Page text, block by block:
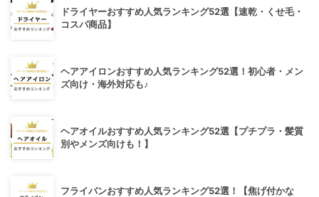
ドライヤーおすすめ人気ランキング52選【速乾・くせ毛・
コスパ商品】
ヘアアイロンおすすめ人気ランキング52選！初心者・メン
ズ向け・海外対応も♪
ヘアオイルおすすめ人気ランキング52選【プチプラ・髪質
別やメンズ向けも！】
フライパンおすすめ人気ランキング52選！【焦げ付かな